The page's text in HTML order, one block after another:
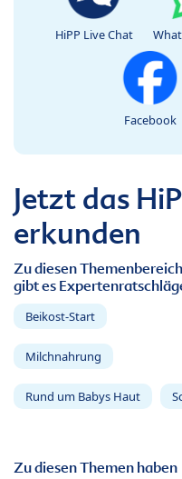
HiPP Live Chat
Facebook
Jetzt das
erkunden
Zu diesen
gibt es
Beikost-Start
Milchnahrung
Rund um Babys Haut
Zu diesen Themen haben